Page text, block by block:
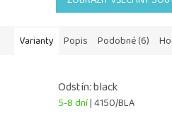
Varianty Popis Podobné (6)
Odstín: black
5-8 dní| 4150/BLA